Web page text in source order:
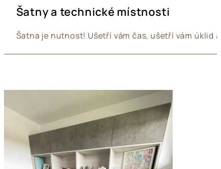
Šatny a technické místnosti
Šatna je nutnost! Ušetří vám čas, ušetří vám